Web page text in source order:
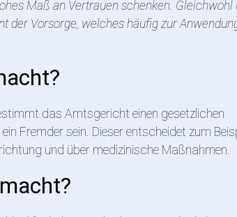
Maß an Vertrauen schenken. Gleichwohl
der Vorsorge, welches häufig zur
das Amtsgericht einen gesetzlichen
Fremder sein. Dieser entscheidet zum
und über medizinische Maßnahmen.